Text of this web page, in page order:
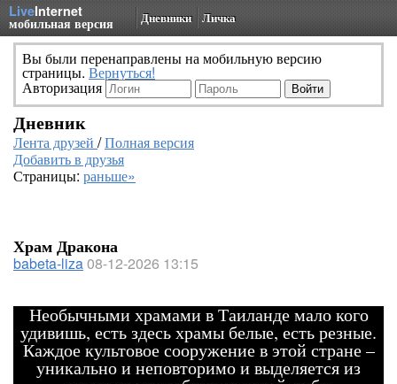
LiveInternet
мобильная версия Дневники Личка
Вы были перенаправлены на мобильную версию
страницы. Вернуться!
Авторизация
Дневник
Лента друзей /Полная версия
Добавить в друзья
Страницы: раньше»
Храм Дракона
babeta-liza08-12-2026 13:15
Необычными храмами в Таиланде мало кого
удивишь, есть здесь храмы белые, есть резные.
Каждое культовое сооружение в этой стране –
уникально и неповторимо и выделяется из